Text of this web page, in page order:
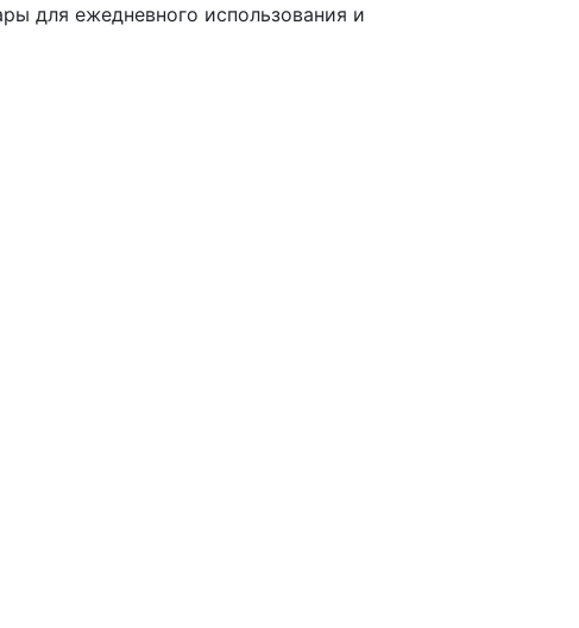
для ежедневного использования и